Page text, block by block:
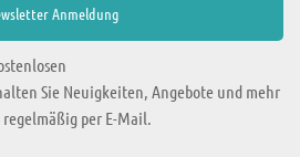
Sie Neuigkeiten, Angebote und mehr
per E-Mail.